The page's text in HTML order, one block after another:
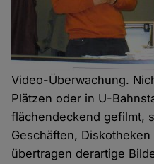
Video-Überwachung.
Plätzen oder in U-
flächendeckend gefilmt,
Geschäften,
übertragen derartige